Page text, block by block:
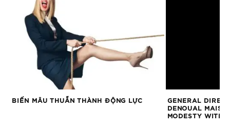
BIẾN MÂU THUẪN THÀNH ĐỘNG LỰC
GENERAL
DENOUAL
MODESTY